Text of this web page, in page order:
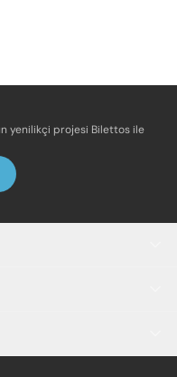
yenilikçi projesi Bilettos ile